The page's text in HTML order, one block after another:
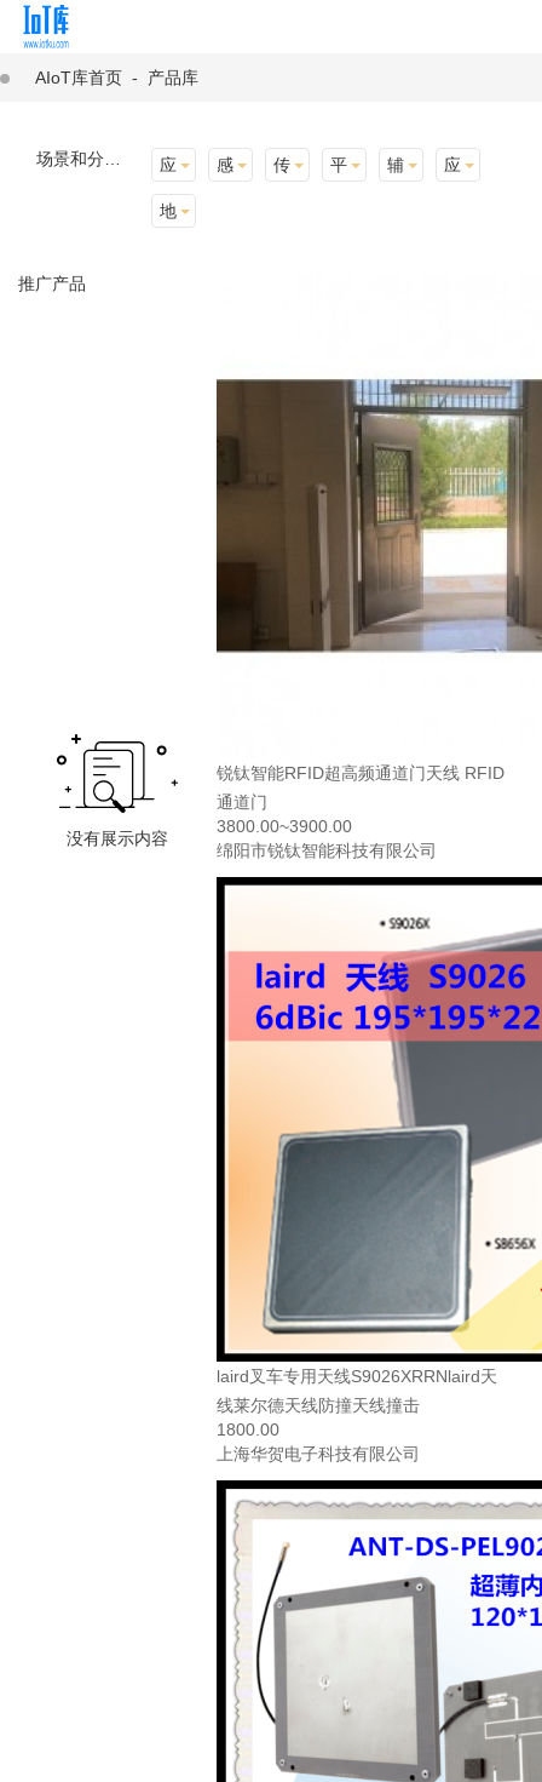
AIoT库首页 - 产品库
应用场景 感知层 传输层 平台层 辅助产品与材料 应用终端
地址选择
推广产品
锐钛智能RFID超高频通道门天线 RFID
通道门
3800.00~3900.00
绵阳市锐钛智能科技有限公司
laird叉车专用天线S9026XRRNlaird天
线莱尔德天线防撞天线撞击
1800.00
上海华贺电子科技有限公司